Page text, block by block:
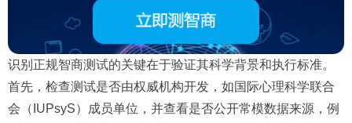
识别正规智商测试的关键在于验证其科学背景和执行标准。
首先，检查测试是否由权威机构开发，如国际心理科学联合
会（IUPsyS）成员单位，并查看是否公开常模数据来源，例